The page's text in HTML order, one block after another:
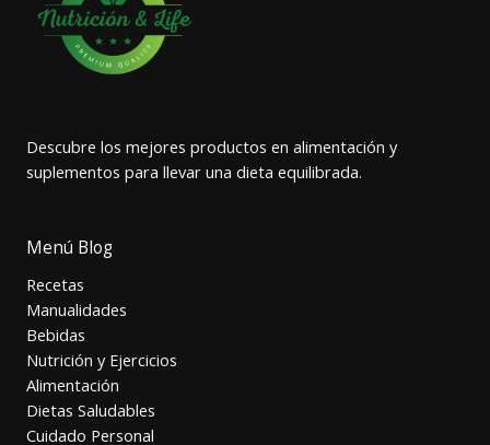
Descubre los mejores productos en alimentación y
suplementos para llevar una dieta equilibrada.
Menú Blog
Recetas
Manualidades
Bebidas
Nutrición y Ejercicios
Alimentación
Dietas Saludables
Cuidado Personal